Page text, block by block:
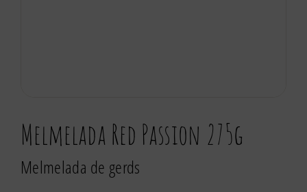
Melmelada Red Passion 275g
Melmelada de gerds